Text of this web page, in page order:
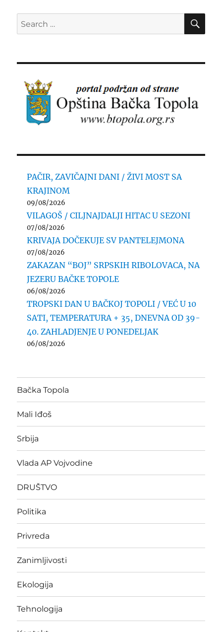
Search
for:
PAČIR, ZAVIČAJNI DANI / ŽIVI MOST SA
KRAJINOM
09/08/2026
VILAGOŠ / CILJNAJDALJI HITAC U SEZONI
07/08/2026
KRIVAJA DOČEKUJE SV PANTELEJMONA
07/08/2026
ZAKAZAN “BOJ” SRPSKIH RIBOLOVACA, NA
JEZERU BAČKE TOPOLE
06/08/2026
TROPSKI DAN U BAČKOJ TOPOLI / VEĆ U 10
SATI, TEMPERATURA + 35, DNEVNA OD 39-
40. ZAHLADJENJE U PONEDELJAK
06/08/2026
Bačka Topola
Mali Iđoš
Srbija
Vlada AP Vojvodine
DRUŠTVO
Politika
Privreda
Zanimljivosti
Ekologija
Tehnologija